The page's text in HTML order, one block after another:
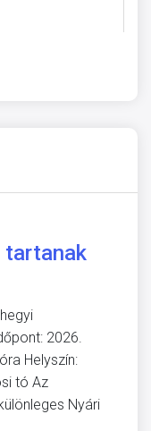
tartanak
2026.
Helyszín:
tó Az
Nyári